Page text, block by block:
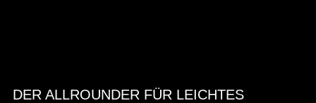
DER ALLROUNDER FÜR LEICHTES